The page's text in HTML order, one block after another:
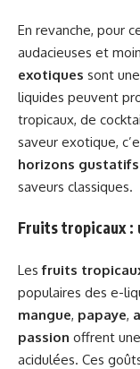
En revanche, pour
audacieuses et
exotiques sont
liquides peuvent
tropicaux, de
saveur exotique,
horizons gustatifs
saveurs classiques.
Fruits tropicaux :
Lesfruits
populaires des e-
mangue, papaye,
passion offrent
acidulées. Ces